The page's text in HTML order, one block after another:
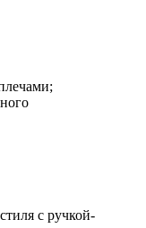
с ручкой-